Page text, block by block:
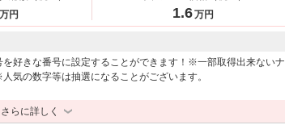
万円 1.6万円
を好きな番号に設定することができます！※一部取得出来ないナ
気の数字等は抽選になることがございます。
さらに詳しく